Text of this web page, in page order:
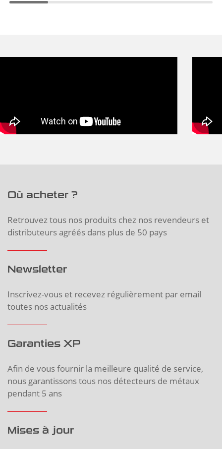
Où acheter ?
Retrouvez tous nos produits chez nos revendeurs et
distributeurs agréés dans plus de 50 pays
Newsletter
Inscrivez-vous et recevez régulièrement par email
toutes nos actualités
Garanties XP
Afin de vous fournir la meilleure qualité de service,
nous garantissons tous nos détecteurs de métaux
pendant 5 ans
Mises à jour